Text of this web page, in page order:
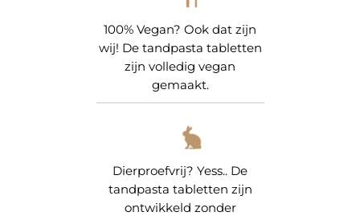
100% Vegan? Ook dat zijn
wij! De tandpasta tabletten
zijn volledig vegan
gemaakt.
Dierproefvrij? Yess.. De
tandpasta tabletten zijn
ontwikkeld zonder